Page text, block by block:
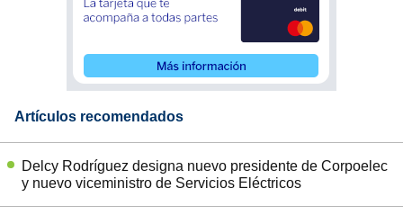
Artículos recomendados
Delcy Rodríguez designa nuevo presidente de Corpoelec
y nuevo viceministro de Servicios Eléctricos